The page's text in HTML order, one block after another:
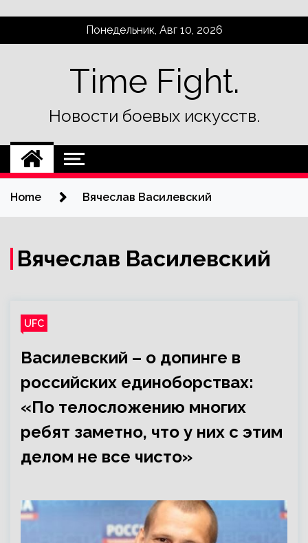
Понедельник, Авг 10, 2026
Time Fight.
Новости боевых искусств.
Home Вячеслав Василевский
Вячеслав Василевский
UFC
Василевский – о допинге в
российских единоборствах:
«По телосложению многих
ребят заметно, что у них с этим
делом не все чисто»